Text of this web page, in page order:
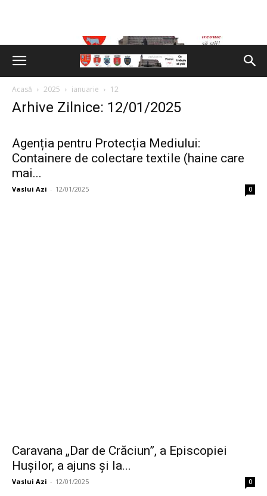
Acasă 2025 ianuarie 12
Arhive Zilnice: 12/01/2025
Agenția pentru Protecția Mediului:
Containere de colectare textile (haine care
mai...
Vaslui Azi - 12/01/2025 0
Caravana „Dar de Crăciun”, a Episcopiei
Hușilor, a ajuns și la...
Vaslui Azi - 12/01/2025 0